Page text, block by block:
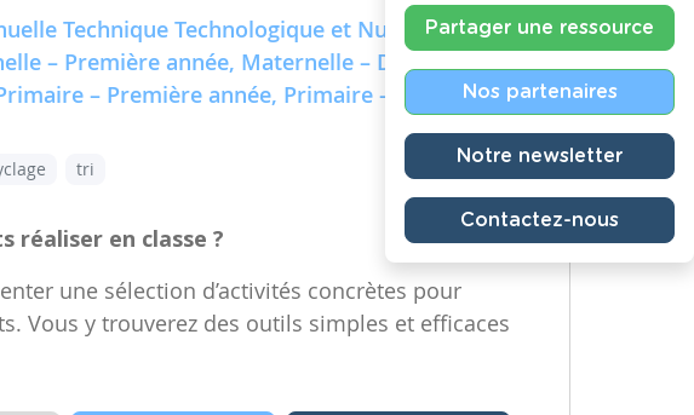
Technique Technologique et Numérique)
– Première année, Maternelle – Deuxième
– Première année, Primaire – Deuxième
tri
réaliser en classe ?
une sélection d’activités concrètes pour
Vous y trouverez des outils simples et efficaces
Partager une ressource
Nos partenaires
Notre newsletter
Contactez-nous